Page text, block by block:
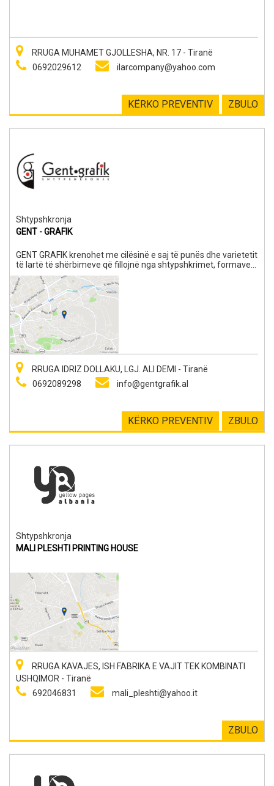
RRUGA MUHAMET GJOLLESHA, NR. 17 - Tiranë
0692029612
ilarcompany@yahoo.com
ZBULO
KËRKO PREVENTIV
Shtypshkronja
GENT - GRAFIK
GENT GRAFIK krenohet me cilësinë e saj të punës dhe varietetit
të lartë të shërbimeve që fillojnë nga shtypshkrimet, formave
të ndryshme të produkteve dhe veçanërisht kulturës së punës
dhe komunikimit. Stafi ynë profesionist me një përvojë shumë
të gjatë në këtë sektor është aty për t’iu përgjigjur kërkesave të
projekteve tuaja, qofshin këto të thjeshta apo shumë
ambicioze.
RRUGA IDRIZ DOLLAKU, LGJ. ALI DEMI - Tiranë
0692089298
info@gentgrafik.al
ZBULO
KËRKO PREVENTIV
Shtypshkronja
MALI PLESHTI PRINTING HOUSE
RRUGA KAVAJES, ISH FABRIKA E VAJIT TEK KOMBINATI
USHQIMOR - Tiranë
692046831
mali_pleshti@yahoo.it
ZBULO